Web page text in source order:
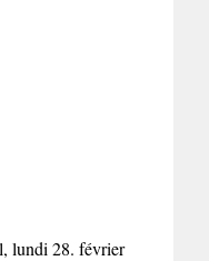
lundi 28. février